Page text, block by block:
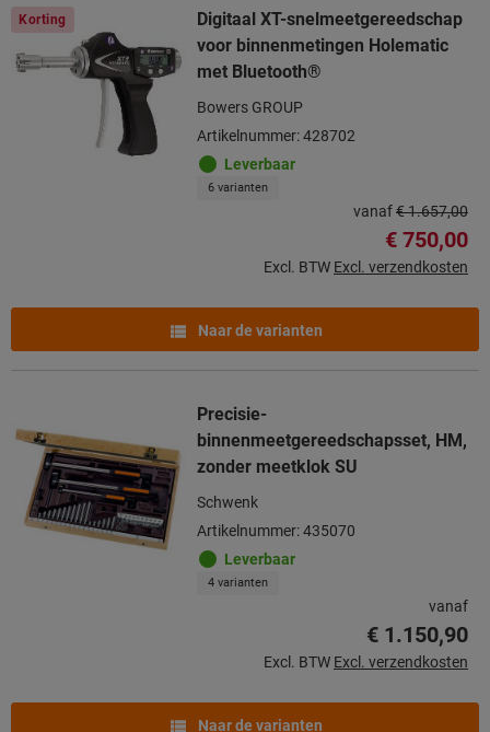
Korting
Digitaal XT-snelmeetgereedschap
voor binnenmetingen Holematic
met Bluetooth®
Bowers GROUP
Artikelnummer: 428702
Leverbaar
6 varianten
vanaf€ 1.657,00
€ 750,00
Excl. BTW Excl. verzendkosten
Naar de varianten
Precisie-
binnenmeetgereedschapsset, HM,
zonder meetklok SU
Schwenk
Artikelnummer: 435070
Leverbaar
4 varianten
vanaf
€ 1.150,90
Excl. BTW Excl. verzendkosten
Naar de varianten